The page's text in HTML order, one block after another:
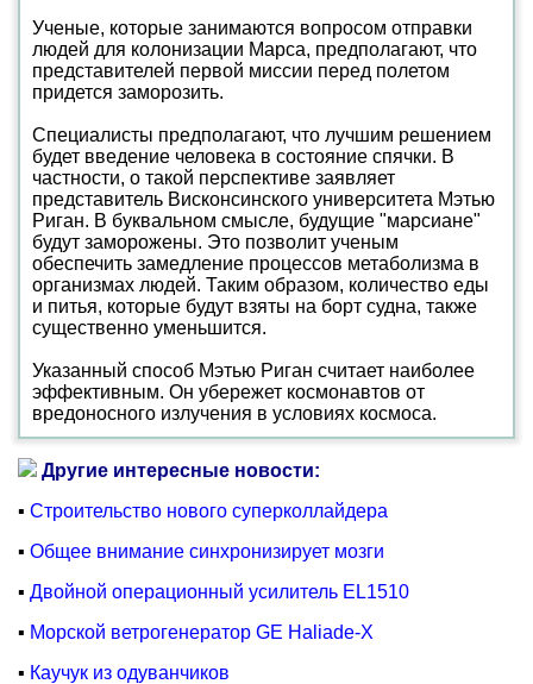
Ученые, которые занимаются вопросом отправки
людей для колонизации Марса, предполагают, что
представителей первой миссии перед полетом
придется заморозить.
Специалисты предполагают, что лучшим решением
будет введение человека в состояние спячки. В
частности, о такой перспективе заявляет
представитель Висконсинского университета Мэтью
Риган. В буквальном смысле, будущие "марсиане"
будут заморожены. Это позволит ученым
обеспечить замедление процессов метаболизма в
организмах людей. Таким образом, количество еды
и питья, которые будут взяты на борт судна, также
существенно уменьшится.
Указанный способ Мэтью Риган считает наиболее
эффективным. Он убережет космонавтов от
вредоносного излучения в условиях космоса.
Другие интересные новости:
▪ Строительство нового суперколлайдера
▪ Общее внимание синхронизирует мозги
▪ Двойной операционный усилитель EL1510
▪ Морской ветрогенератор GE Haliade-X
▪ Каучук из одуванчиков